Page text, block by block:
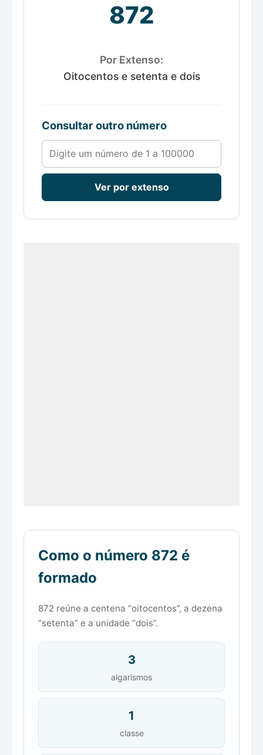
872
Por Extenso:
Oitocentos e setenta e dois
Consultar outro número
Número de 1 a 100000
Ver por extenso
Como o número 872 é
formado
872 reúne a centena “oitocentos”, a dezena
“setenta” e a unidade “dois”.
3
algarismos
1
classe